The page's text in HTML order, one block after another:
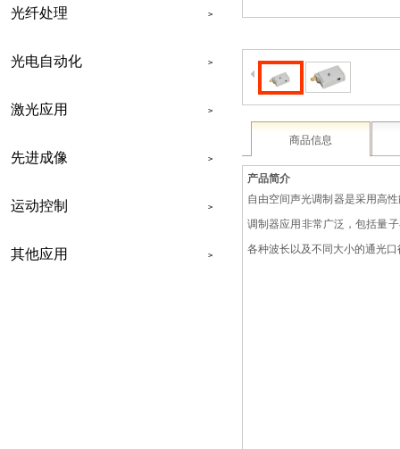
商品信息
产品简介
自由空间声光调制器是采用高
调制器应用非常广泛，包括量
各种波长以及不同大小的通光口
光纤处理 >
光电自动化 >
激光应用 >
先进成像 >
运动控制 >
其他应用 >